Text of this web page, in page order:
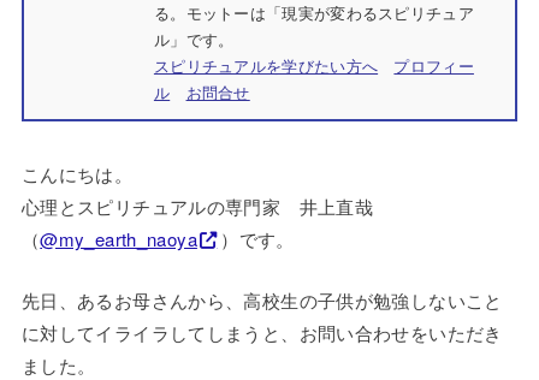
る。モットーは「現実が変わるスピリチュア
ル」です。
スピリチュアルを学びたい方へ
プロフィー
ル
お問合せ
こんにちは。
心理とスピリチュアルの専門家 井上直哉
（@my_earth_naoya ）です。
先日、あるお母さんから、高校生の子供が勉強しないこと
に対してイライラしてしまうと、お問い合わせをいただき
ました。